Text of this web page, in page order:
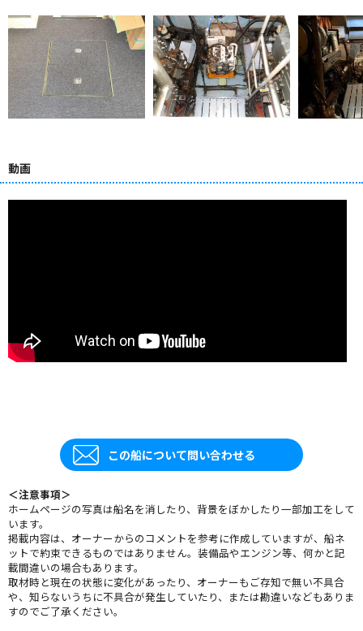
動画
この船について問い合わせる
＜注意事項＞
ホームページの写真は船名を消したり、背景をぼかしたり一部加工をして
います。
掲載内容は、オーナーからのコメントを参考に作成していますが、船ネ
ットで約束できるものではありません。装備品やエンジン等、何かと記
載間違いの場合もあります。
取材時と現在の状態に変化があったり、オーナーもご存知で無い不具合
や、知らないうちに不具合が発生していたり、または勘違いなどもありま
すのでご了承ください。